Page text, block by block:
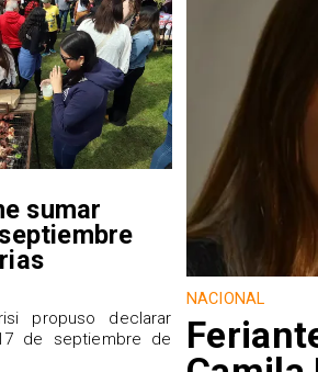
sumar
propuso declarar
de septiembre de
NACIONAL